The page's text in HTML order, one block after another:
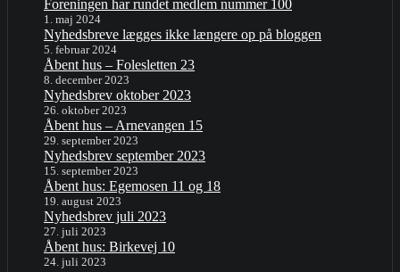
Foreningen har rundet medlem nummer 100
1. maj 2024
Nyhedsbreve lægges ikke længere op på bloggen
5. februar 2024
Åbent hus – Folesletten 23
8. december 2023
Nyhedsbrev oktober 2023
26. oktober 2023
Åbent hus – Arnevangen 15
29. september 2023
Nyhedsbrev september 2023
15. september 2023
Åbent hus: Egemosen 11 og 18
19. august 2023
Nyhedsbrev juli 2023
27. juli 2023
Åbent hus: Birkevej 10
24. juli 2023